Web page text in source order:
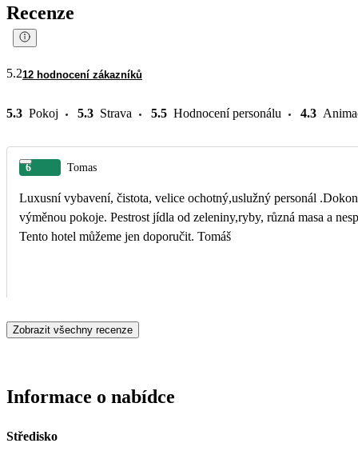
Recenze
5.212 hodnocení zákazníků
5.3 Pokoj 5.3 Strava 5.5 Hodnocení personálu 4.3
6 Tomas
Luxusní vybavení, čistota, velice ochotný,uslužný personál
výměnou pokoje. Pestrost jídla od zeleniny,ryby, různá masa a nespočet sladkých dezertů.
Tento hotel můžeme jen doporučit. Tomáš
Zobrazit všechny recenze
Informace o nabídce
Středisko